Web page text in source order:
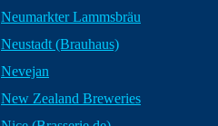
Neumarkter Lammsbräu
Neustadt (Brauhaus)
Nevejan
New Zealand Breweries